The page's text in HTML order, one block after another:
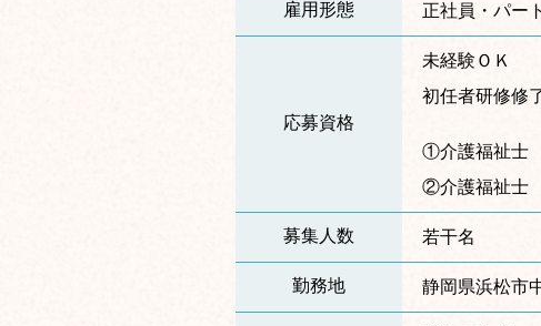
雇用形態 正社員・パート
応募資格
未経験ＯＫ
初任者研修修
①介護福祉士
②介護福祉士
募集人数 若干名
勤務地 静岡県浜松市